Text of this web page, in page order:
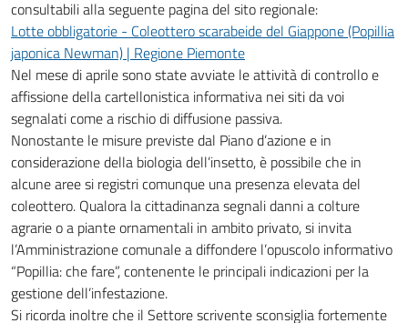
consultabili alla seguente pagina del sito regionale:
Lotte obbligatorie - Coleottero scarabeide del Giappone (Popillia
japonica Newman) | Regione Piemonte
Nel mese di aprile sono state avviate le attività di controllo e
affissione della cartellonistica informativa nei siti da voi
segnalati come a rischio di diffusione passiva.
Nonostante le misure previste dal Piano d’azione e in
considerazione della biologia dell’insetto, è possibile che in
alcune aree si registri comunque una presenza elevata del
coleottero. Qualora la cittadinanza segnali danni a colture
agrarie o a piante ornamentali in ambito privato, si invita
l’Amministrazione comunale a diffondere l’opuscolo informativo
“Popillia: che fare”, contenente le principali indicazioni per la
gestione dell’infestazione.
Si ricorda inoltre che il Settore scrivente sconsiglia fortemente